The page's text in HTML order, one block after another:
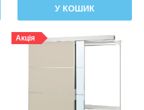
У КОШИК
Акція